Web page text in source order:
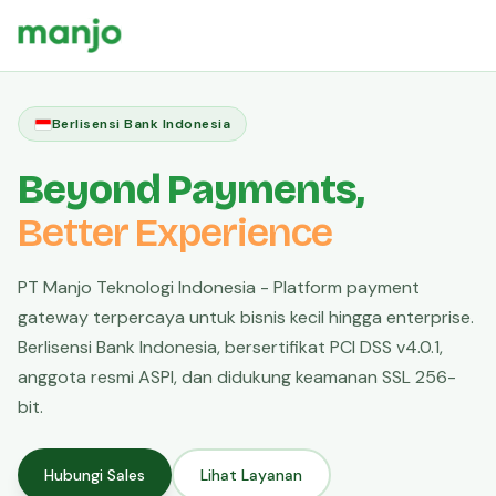
Berlisensi Bank Indonesia
Beyond Payments,
Better Experience
PT Manjo Teknologi Indonesia - Platform payment
gateway terpercaya untuk bisnis kecil hingga enterprise.
Berlisensi Bank Indonesia, bersertifikat PCI DSS v4.0.1,
anggota resmi ASPI, dan didukung keamanan SSL 256-
bit.
Hubungi Sales Lihat Layanan